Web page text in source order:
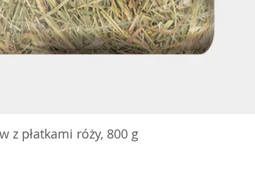
z płatkami róży, 800 g